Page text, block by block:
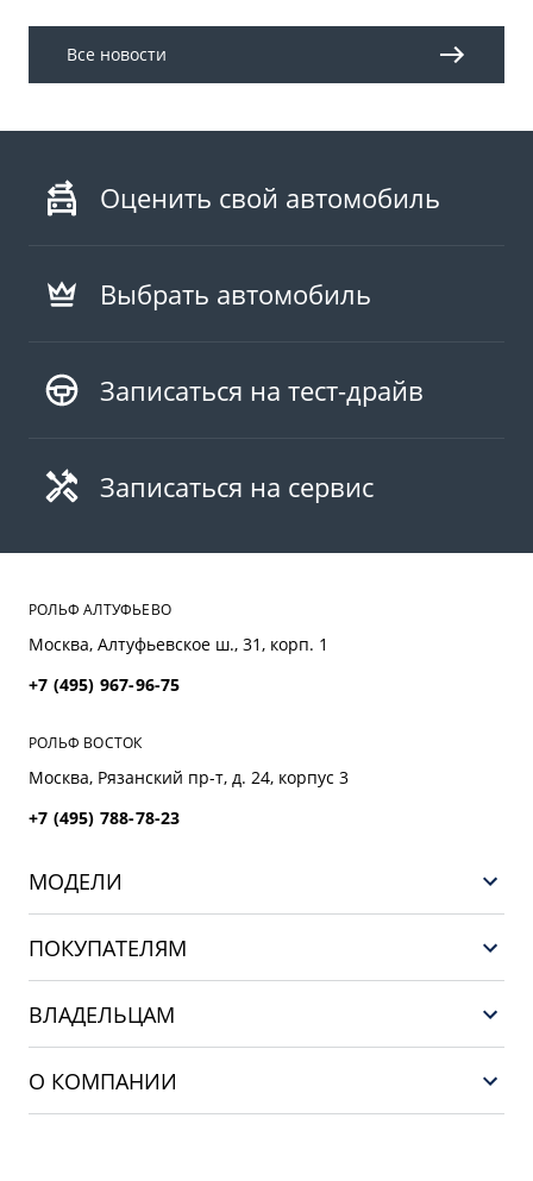
Все новости
Оценить свой автомобиль
Выбрать автомобиль
Записаться на тест-драйв
Записаться на сервис
РОЛЬФ АЛТУФЬЕВО
Москва, Алтуфьевское ш., 31, корп. 1
+7 (495) 967-96-75
РОЛЬФ ВОСТОК
Москва, Рязанский пр-т, д. 24, корпус 3
+7 (495) 788-78-23
МОДЕЛИ
EX5
PREFACE
CITYRAY
ПОКУПАТЕЛЯМ
ВЛАДЕЛЬЦАМ
О КОМПАНИИ